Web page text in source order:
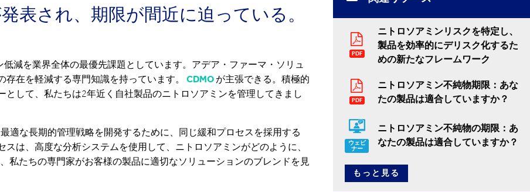
表され、期限が間近に迫っている。
低減を業界全体の最優先課題としています。アデア・ファーマ・ソリュ
在を軽減する専門知識を持っています。 CDMO が主張できる。積極的
として、私たちは2年近く自社製品のニトロソアミンを管理してきまし
適な長期的管理戦略を開発するために、同じ緩和プロセスを採用する
スは、高度な分析システムを使用して、ニトロソアミンがどのように、
私たちの専門家がお客様の製品に適切なソリューションのブレンドを見
PDF
ニトロソアミンリスクを特定し、
製品を効率的にデリスク化するた
めの新たなフレームワーク
PDF
ニトロソアミン不純物期限：あな
たの製品は適合していますか？
ウェビ
ナー
ニトロソアミン不純物の期限：あ
なたの製品は適合していますか？
もっと見る